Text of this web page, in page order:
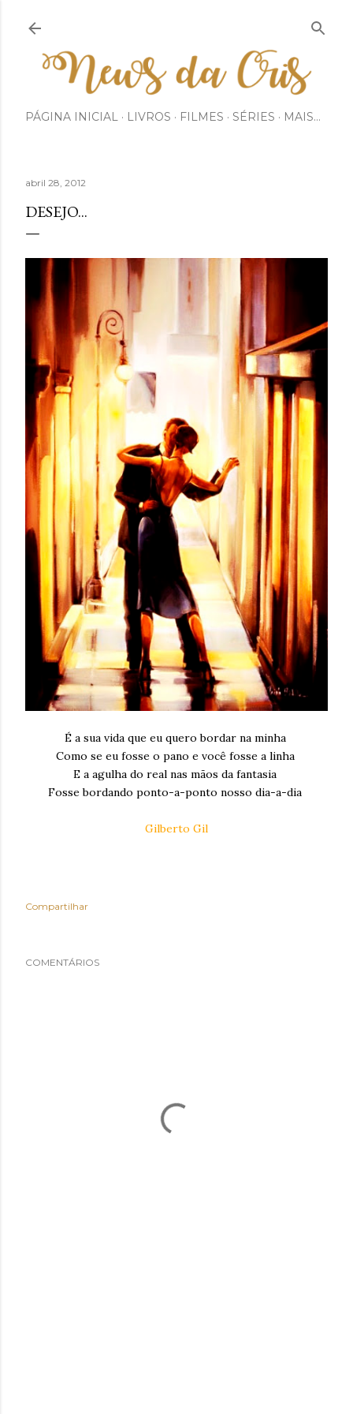
PÁGINA INICIAL LIVROS FILMES SÉRIES MAIS…
abril 28, 2012
DESEJO...
É a sua vida que eu quero bordar na minha
Como se eu fosse o pano e você fosse a linha
E a agulha do real nas mãos da fantasia
Fosse bordando ponto-a-ponto nosso dia-a-dia
Gilberto Gil
Compartilhar
COMENTÁRIOS